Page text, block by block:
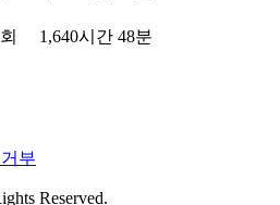
1,640시간 48분
부
Reserved.